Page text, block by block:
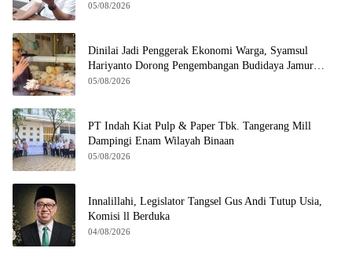
05/08/2026
Dinilai Jadi Penggerak Ekonomi Warga, Syamsul
Hariyanto Dorong Pengembangan Budidaya Jamur
Crispy di Serpong
05/08/2026
PT Indah Kiat Pulp & Paper Tbk. Tangerang Mill
Dampingi Enam Wilayah Binaan
05/08/2026
Innalillahi, Legislator Tangsel Gus Andi Tutup Usia,
Komisi ll Berduka
04/08/2026